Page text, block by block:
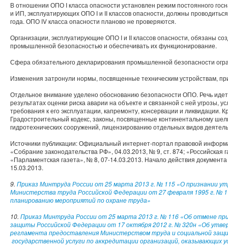
В отношении ОПО I класса опасности установлен режим постоянного
и ИП, эксплуатирующих ОПО I и II классов опасности, должны
года. ОПО IV класса опасности планово не проверяются.
Организации, эксплуатирующие ОПО I и II классов опасности, обязаны
промышленной безопасностью и обеспечивать их функционирование.
Сфера обязательного декларирования промышленной безопасности
Изменения затронули нормы, посвященные техническим устройствам,
Отдельное внимание уделено обоснованию безопасности ОПО. Речь
результатах оценки риска аварии на объекте и связанной с ней угрозы,
требования к его эксплуатации, капремонту, консервации и ликвидации.
Градостроительный кодекс, законы, посвященные континентальному
гидротехнических сооружений, лицензированию отдельных видов
Источники публикации: Официальный интернет-портал правовой
«Собрание законодательства РФ», 04.03.2013, № 9, ст. 874; «Российская
«Парламентская газета», № 8, 07-14.03.2013. Начало действия
15.03.2013.
9. Приказ Минтруда России от 25 марта 2013 г. № 115 «О признании
Министерства труда Российской Федерации от 27 февраля 1995 г. №
планированию мероприятий по охране труда»
10. Приказ Минтруда России от 25 марта 2013 г. № 116 «Об отмене
защиты Российской Федерации от 17 октября 2012 г. № 320н «Об
регламента предоставления Министерством труда и социальной
государственной услуги по аккредитации организаций, оказывающих